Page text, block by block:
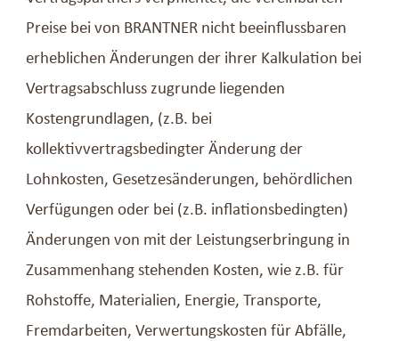
Preise bei von BRANTNER nicht beeinflussbaren
erheblichen Änderungen der ihrer Kalkulation bei
Vertragsabschluss zugrunde liegenden
Kostengrundlagen, (z.B. bei
kollektivvertragsbedingter Änderung der
Lohnkosten, Gesetzesänderungen, behördlichen
Verfügungen oder bei (z.B. inflationsbedingten)
Änderungen von mit der Leistungserbringung in
Zusammenhang stehenden Kosten, wie z.B. für
Rohstoffe, Materialien, Energie, Transporte,
Fremdarbeiten, Verwertungskosten für Abfälle,